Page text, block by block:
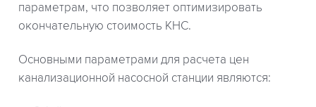
параметрам, что позволяет оптимизировать
окончательную стоимость КНС.
Основными параметрами для расчета цен
канализационной насосной станции являются: